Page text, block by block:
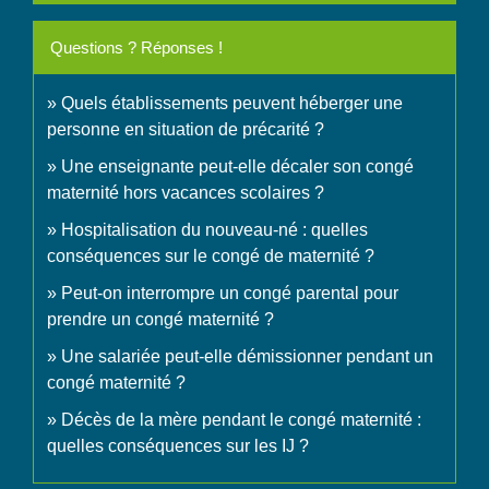
Questions ? Réponses !
Quels établissements peuvent héberger une
personne en situation de précarité ?
Une enseignante peut-elle décaler son congé
maternité hors vacances scolaires ?
Hospitalisation du nouveau-né : quelles
conséquences sur le congé de maternité ?
Peut-on interrompre un congé parental pour
prendre un congé maternité ?
Une salariée peut-elle démissionner pendant un
congé maternité ?
Décès de la mère pendant le congé maternité :
quelles conséquences sur les IJ ?